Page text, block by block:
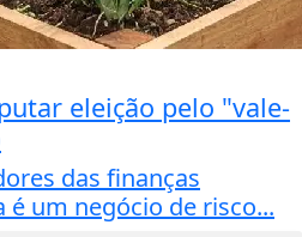
eleição pelo "vale-
das finanças
é um negócio de risco...